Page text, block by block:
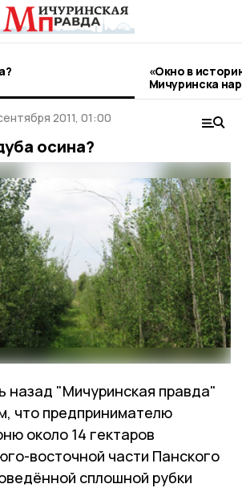
«Окно в
Мичуринска
стиле гжель
2011, 01:00
осина?
назад "Мичуринская правда"
что предпринимателю
около 14 гектаров
восточной части Панского
сплошной рубки